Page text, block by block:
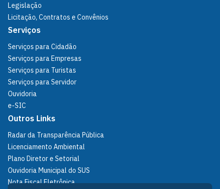
Legislação
Licitação, Contratos e Convênios
Serviços
Serviços para Cidadão
Serviços para Empresas
Serviços para Turistas
Serviços para Servidor
Ouvidoria
e-SIC
Outros Links
Radar da Transparência Pública
Licenciamento Ambiental
Plano Diretor e Setorial
Ouvidoria Municipal do SUS
Nota Fiscal Eletrônica